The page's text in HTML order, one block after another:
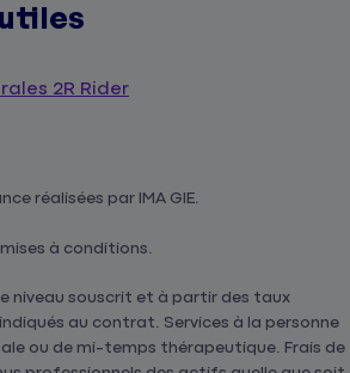
2R Rider
réalisées par IMA GIE.
à conditions.
niveau souscrit et à partir des taux
au contrat. Services à la personne
ou de mi-temps thérapeutique. Frais de